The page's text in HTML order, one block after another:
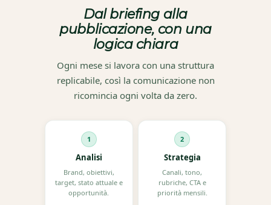
Dal briefing alla
pubblicazione, con una
logica chiara
Ogni mese si lavora con una struttura
replicabile, così la comunicazione non
ricomincia ogni volta da zero.
1
Analisi
Brand, obiettivi,
target, stato attuale e
opportunità.
2
Strategia
Canali, tono,
rubriche, CTA e
priorità mensili.